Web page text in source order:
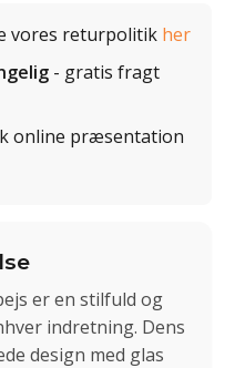
vores returpolitik her
- gratis fragt
online præsentation
er en stilfuld og
indretning. Dens
design med glas